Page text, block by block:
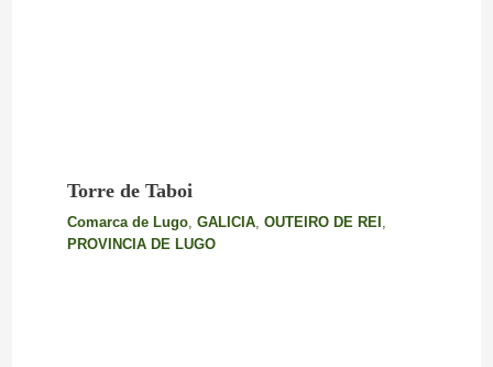
Torre de Taboi
Comarca de Lugo, GALICIA, OUTEIRO DE REI ,
PROVINCIA DE LUGO